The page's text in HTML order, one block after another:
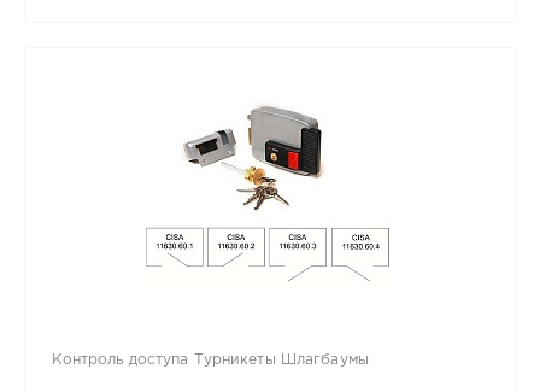
Контроль доступа Турникеты Шлагбаумы